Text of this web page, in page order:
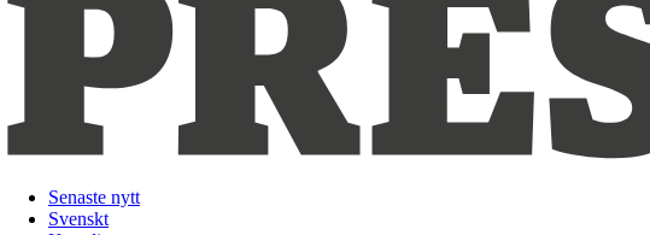
Senaste nytt
Svenskt